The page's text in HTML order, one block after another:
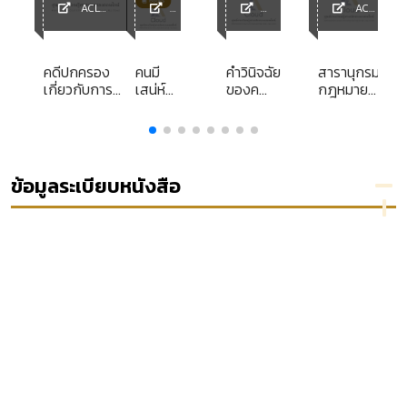
คดีปกครอง
เกี่ยวกับการ
คนมี
เสน่ห์
ศิลปะ
การพูด
คำวินิจฉัย
ของคณะ
วินิจฉัย
ร้องทุกข์
สารานุกรม
กฎหมาย
ข้อมูลระเบียบหนังสือ